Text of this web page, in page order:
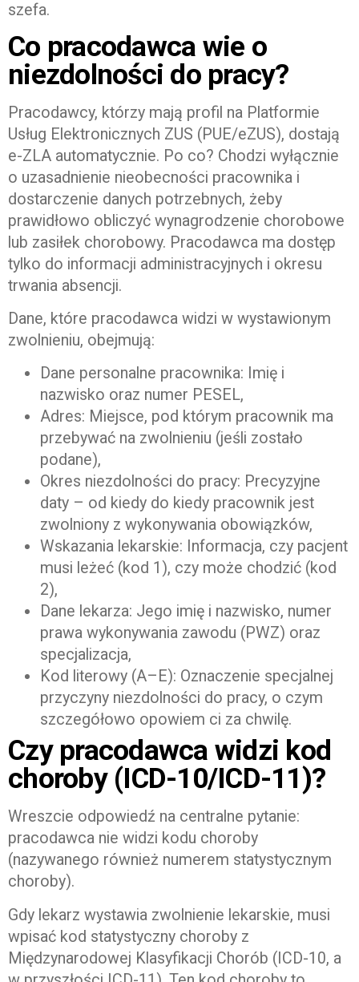
szefa.
Co pracodawca wie o
niezdolności do pracy?
Pracodawcy, którzy mają profil na Platformie
Usług Elektronicznych ZUS (PUE/eZUS), dostają
e-ZLA automatycznie. Po co? Chodzi wyłącznie
o uzasadnienie nieobecności pracownika i
dostarczenie danych potrzebnych, żeby
prawidłowo obliczyć wynagrodzenie chorobowe
lub zasiłek chorobowy. Pracodawca ma dostęp
tylko do informacji administracyjnych i okresu
trwania absencji.
Dane, które pracodawca widzi w wystawionym
zwolnieniu, obejmują:
Dane personalne pracownika: Imię i
nazwisko oraz numer PESEL,
Adres: Miejsce, pod którym pracownik ma
przebywać na zwolnieniu (jeśli zostało
podane),
Okres niezdolności do pracy: Precyzyjne
daty – od kiedy do kiedy pracownik jest
zwolniony z wykonywania obowiązków,
Wskazania lekarskie: Informacja, czy pacjent
musi leżeć (kod 1), czy może chodzić (kod
2),
Dane lekarza: Jego imię i nazwisko, numer
prawa wykonywania zawodu (PWZ) oraz
specjalizacja,
Kod literowy (A–E): Oznaczenie specjalnej
przyczyny niezdolności do pracy, o czym
szczegółowo opowiem ci za chwilę.
Czy pracodawca widzi kod
choroby (ICD-10/ICD-11)?
Wreszcie odpowiedź na centralne pytanie:
pracodawca nie widzi kodu choroby
(nazywanego również numerem statystycznym
choroby).
Gdy lekarz wystawia zwolnienie lekarskie, musi
wpisać kod statystyczny choroby z
Międzynarodowej Klasyfikacji Chorób (ICD-10, a